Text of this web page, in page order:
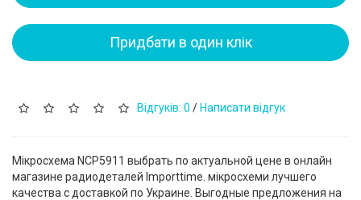
Придбати в один клік
Відгуків: 0 / Написати відгук
Мікросхема NCP5911 выбрать по актуальной цене в онлайн
магазине радиодеталей Importtime. мікросхеми лучшего
качества с доставкой по Украине. Выгодные предложения на